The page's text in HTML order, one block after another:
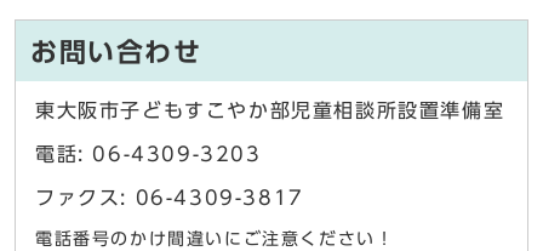
お問い合わせ
東大阪市子どもすこやか部児童相談所設置準備室
電話: 06-4309-3203
ファクス: 06-4309-3817
電話番号のかけ間違いにご注意ください！